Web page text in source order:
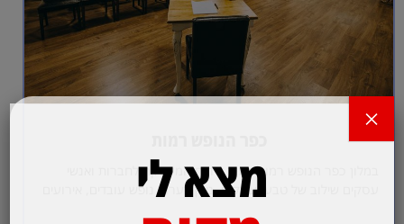
במלון כפר הנופש רמות חווית אירוח המעניקה לחברות ואנשי
עסקים שילוב של טבע ועסקים. ניתן לערוך נופש עובדים, אירועים
מצא לי
×